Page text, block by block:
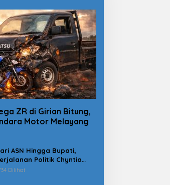
ZR di Girian Bitung,
Motor Melayang
ASN Hingga Bupati,
Politik Chyntia
Berujung Kasus
Dilihat